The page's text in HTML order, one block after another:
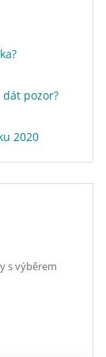
zubního
která
pozor?
2020
s výběrem